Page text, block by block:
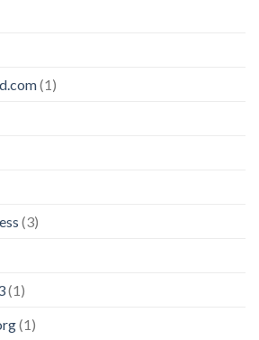
(1)
(3)
(1)
(1)